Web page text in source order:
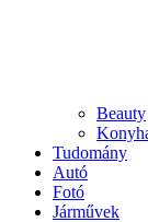
Beauty
Tudomány
Autó
Fotó
Járművek